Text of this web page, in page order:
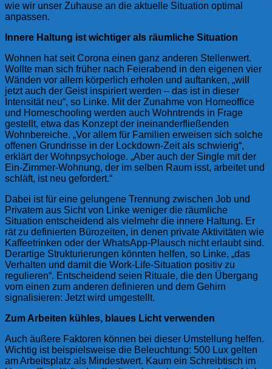
wie wir unser Zuhause an die aktuelle Situation optimal
anpassen.
Innere Haltung ist wichtiger als räumliche Situation
Wohnen hat seit Corona einen ganz anderen Stellenwert.
Wollte man sich früher nach Feierabend in den eigenen vier
Wänden vor allem körperlich erholen und auftanken, „will
jetzt auch der Geist inspiriert werden – das ist in dieser
Intensität neu“, so Linke. Mit der Zunahme von Homeoffice
und Homeschooling werden auch Wohntrends in Frage
gestellt, etwa das Konzept der ineinanderfließenden
Wohnbereiche. „Vor allem für Familien erweisen sich solche
offenen Grundrisse in der Lockdown-Zeit als schwierig“,
erklärt der Wohnpsychologe. „Aber auch der Single mit der
Ein-Zimmer-Wohnung, der im selben Raum isst, arbeitet und
schläft, ist neu gefordert.“
Dabei ist für eine gelungene Trennung zwischen Job und
Privatem aus Sicht von Linke weniger die räumliche
Situation entscheidend als vielmehr die innere Haltung. Er
rät zu definierten Bürozeiten, in denen private Aktivitäten wie
Kaffeetrinken oder der WhatsApp-Plausch nicht erlaubt sind.
Derartige Strukturierungen könnten helfen, so Linke, „das
Verhalten und damit die Work-Life-Situation positiv zu
regulieren“. Entscheidend seien Rituale, die den Übergang
vom einen zum anderen definieren und dem Gehirn
signalisieren: Jetzt wird umgestellt.
Zum Arbeiten kühles, blaues Licht verwenden
Auch äußere Faktoren können bei dieser Umstellung helfen.
Wichtig ist beispielsweise die Beleuchtung: 500 Lux gelten
am Arbeitsplatz als Mindestwert. Kaum ein Schreibtisch im